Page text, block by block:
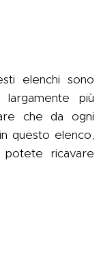
elenchi sono
più
che da ogni
questo elenco,
ricavare